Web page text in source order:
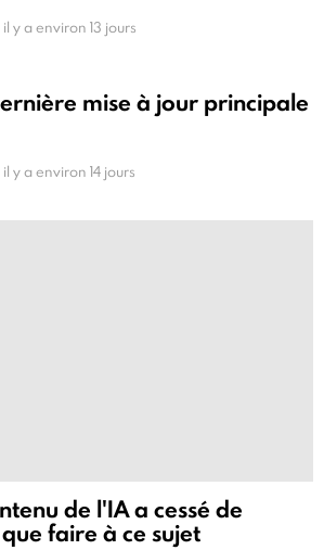
il y a environ 13 jours
mise à jour principale
il y a environ 14 jours
de l'IA a cessé de
faire à ce sujet